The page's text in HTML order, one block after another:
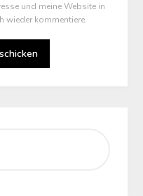
und meine Website in
wieder kommentiere.